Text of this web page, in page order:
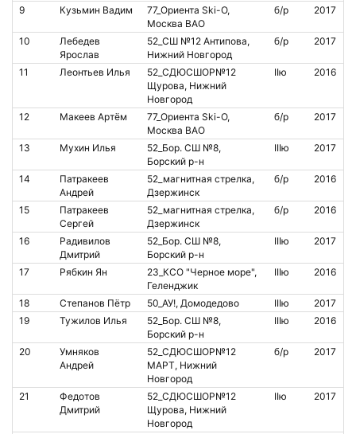
9 Кузьмин Вадим
77_Ориента Ski-O,
Москва ВАО
б/р 2017
10
Лебедев
Ярослав
52_СШ №12 Антипова,
Нижний Новгород
б/р 2017
11 Леонтьев Илья
52_СДЮСШОР№12
Щурова, Нижний
Новгород
IIю 2016
12 Макеев Артём
77_Ориента Ski-O,
Москва ВАО
б/р 2017
13 Мухин Илья
52_Бор. СШ №8,
Борский р-н
IIIю 2017
14
Патракеев
Андрей
52_магнитная стрелка,
Дзержинск
б/р 2016
15
Патракеев
Сергей
52_магнитная стрелка,
Дзержинск
б/р 2016
16
Радивилов
Дмитрий
52_Бор. СШ №8,
Борский р-н
IIIю 2017
17 Рябкин Ян
23_КСО "Черное море",
Геленджик
IIIю 2016
18 Степанов Пётр 50_АУ!, Домодедово IIIю 2017
19
Тужилов Илья
52_Бор. СШ №8,
Борский р-н
IIIю 2016
20
Умняков
Андрей
52_СДЮСШОР№12
МАРТ, Нижний
Новгород
б/р 2017
21
Федотов
Дмитрий
52_СДЮСШОР№12
Щурова, Нижний
Новгород
IIю 2017